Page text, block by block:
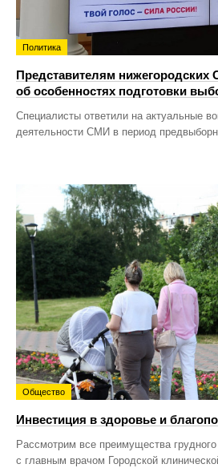
Политика
Представителям нижегородских
об особенностях подготовки
Специалисты ответили на актуальные
деятельности СМИ в период
Общество
Инвестиция в здоровье и
Рассмотрим все преимущества
с главным врачом Городской